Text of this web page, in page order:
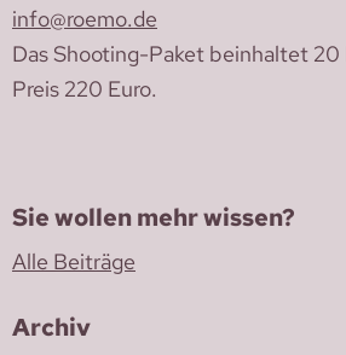
info@roemo.de
Das Shooting-Paket beinhaltet 20
Preis 220 Euro.
Sie wollen mehr wissen?
Alle Beiträge
Archiv